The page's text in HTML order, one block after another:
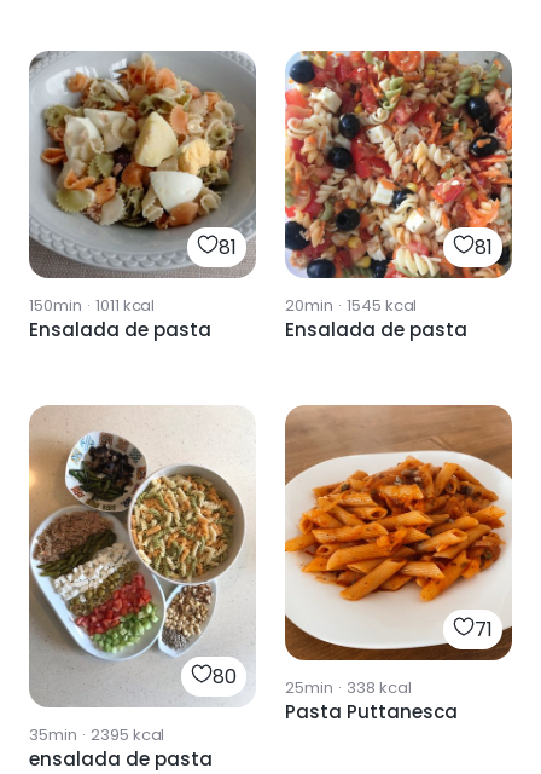
81
150min · 1011 kcal
Ensalada de pasta
81
20min · 1545 kcal
Ensalada de pasta
80
35min · 2395 kcal
ensalada de pasta
71
25min · 338 kcal
Pasta Puttanesca